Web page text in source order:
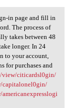
in page and fill in
The process of
takes between 48
longer. In 24
to your account,
for purchases and
view/citicardsl0gin/
capitalonel0gin/